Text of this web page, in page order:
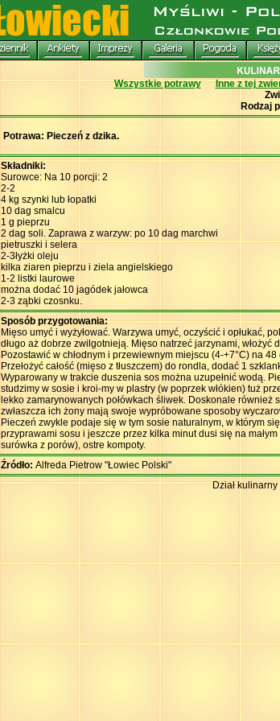
Wszystkie potrawy Inne z tej
Rodzaj
Potrawa: Pieczeń z dzika.
Składniki:
Surowce: Na 10 porcji: 2
2-2
4 kg szynki lub łopatki
10 dag smalcu
1 g pieprzu
2 dag soli. Zaprawa z warzyw: po 10 dag marchwi
pietruszki i selera
2-3łyżki oleju
kilka ziaren pieprzu i ziela angielskiego
1-2 listki laurowe
można dodać 10 jagódek jałowca
2-3 ząbki czosnku.
Sposób przygotowania:
Mięso umyć i wyżyłować. Warzywa umyć, oczyścić i opłukać,
długo aż dobrze zwilgotnieją. Mięso natrzeć jarzynami,
Pozostawić w chłodnym i przewiewnym miejscu (4-+7°C) na
Przełożyć całość (mięso z tłuszczem) do rondla, dodać 1
Wyparowany w trakcie duszenia sos można uzupełnić wodą.
studzimy w sosie i kroi-my w plastry (w poprzek włókien) tuż
lekko zamarynowanych połówkach śliwek. Doskonale
zwłaszcza ich żony mają swoje wypróbowane sposoby
Pieczeń zwykle podaje się w tym sosie naturalnym, w którym
przyprawami sosu i jeszcze przez kilka minut dusi się na
surówka z porów), ostre kompoty.
Źródło: Alfreda Pietrow "Łowiec Polski"
Dział